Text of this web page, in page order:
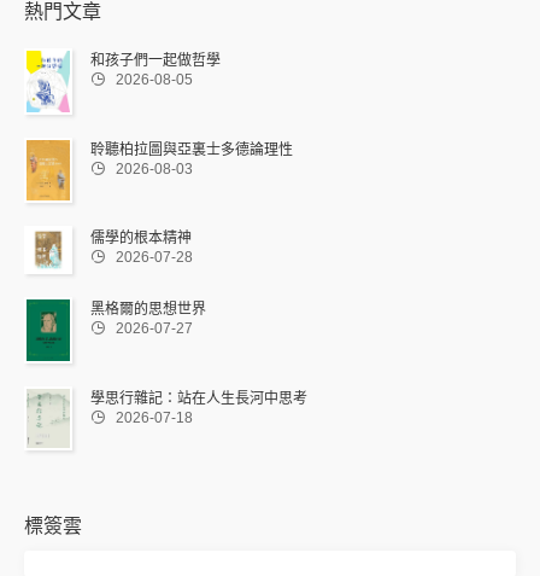
熱門文章
和孩子們一起做哲學
 2026-08-05
聆聽柏拉圖與亞裏士多德論理性
 2026-08-03
儒學的根本精神
 2026-07-28
黑格爾的思想世界
 2026-07-27
學思行雜記：站在人生長河中思考
 2026-07-18
標簽雲